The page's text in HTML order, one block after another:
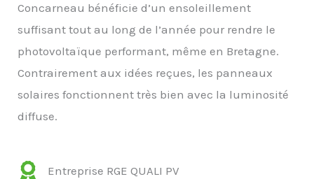
Concarneau bénéficie d’un ensoleillement
suffisant tout au long de l’année pour rendre le
photovoltaïque performant, même en Bretagne.
Contrairement aux idées reçues, les panneaux
solaires fonctionnent très bien avec la luminosité
diffuse.
Entreprise RGE QUALI PV